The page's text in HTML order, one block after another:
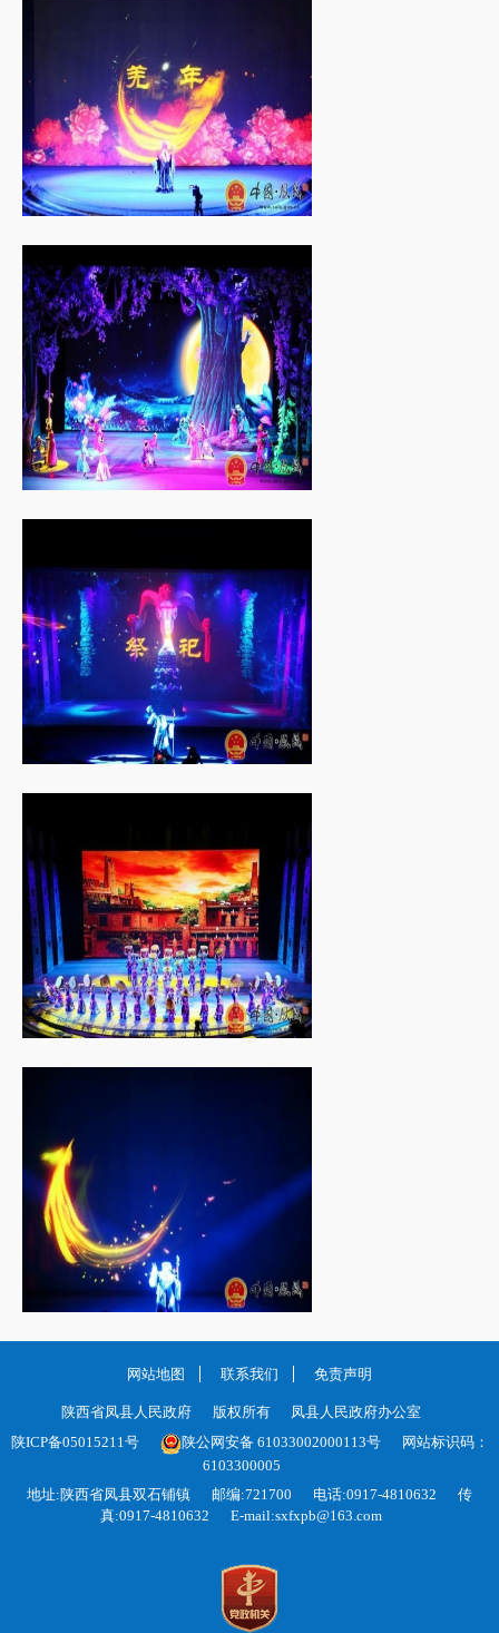
凤飞羌舞 • 古羌...
凤飞羌舞 • 古羌...
凤飞羌舞 • 古羌...
凤飞羌舞 • 古羌...
凤飞羌舞 • 古羌...
网站地图 联系我们 免责声明
陕西省凤县人民政府 版权所有
凤县人民政府办公室
陕ICP备05015211号
陕公网安备 61033002000113号
网站标识码：
6103300005
地址:陕西省凤县双石铺镇
邮编:721700 电话:0917-4810632
传
真:0917-4810632
E-mail:sxfxpb@163.com